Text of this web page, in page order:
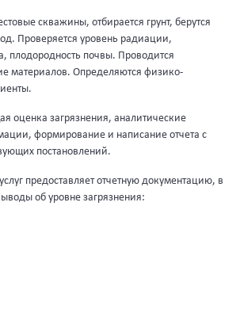
скважины, отбирается грунт, берутся
Проверяется уровень радиации,
плодородность почвы. Проводится
материалов. Определяются физико-
оценка загрязнения, аналитические
формирование и написание отчета с
постановлений.
предоставляет отчетную документацию, в
об уровне загрязнения: